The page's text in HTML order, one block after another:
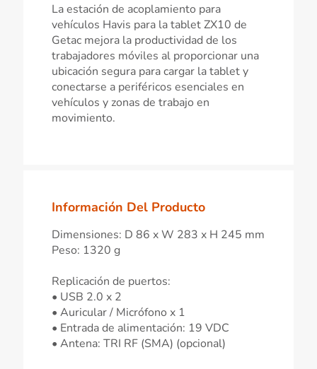
La estación de acoplamiento para
vehículos Havis para la tablet ZX10 de
Getac mejora la productividad de los
trabajadores móviles al proporcionar una
ubicación segura para cargar la tablet y
conectarse a periféricos esenciales en
vehículos y zonas de trabajo en
movimiento.
Información Del Producto
Dimensiones: D 86 x W 283 x H 245 mm
Peso: 1320 g
Replicación de puertos:
• USB 2.0 x 2
• Auricular / Micrófono x 1
• Entrada de alimentación: 19 VDC
• Antena: TRI RF (SMA) (opcional)